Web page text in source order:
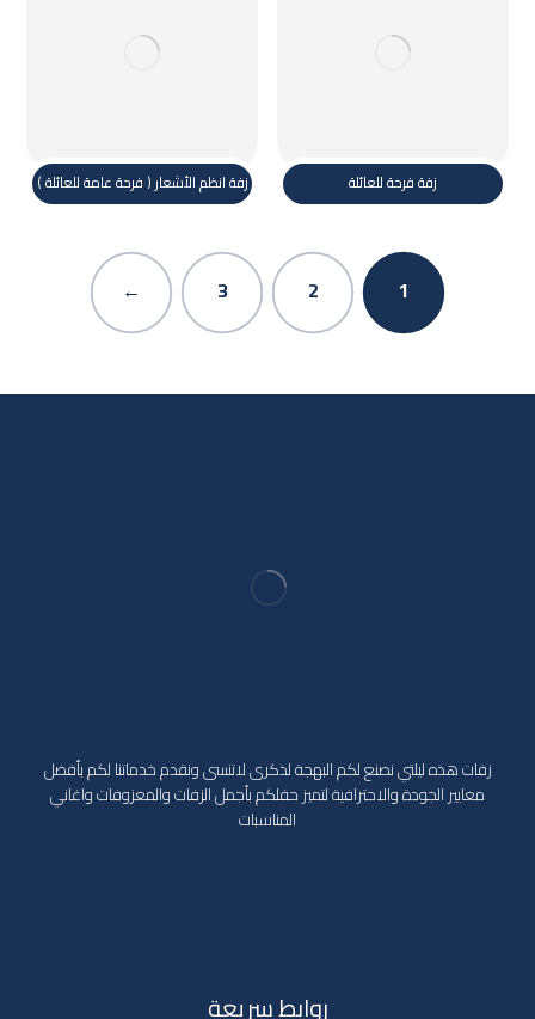
زفة فرحة للعائلة زفة انظم الأشعار ( فرحة عامة للعائلة )
1
2
3
←
زفات هذه ليلتي نصنع لكم البهجة لذكرى لاتنسى ونقدم خدماتنا لكم بأفضل
معايير الجودة والاحترافية لتميز حفلكم بأجمل الزفات والمعزوفات واغاني
المناسبات
روابط سريعة